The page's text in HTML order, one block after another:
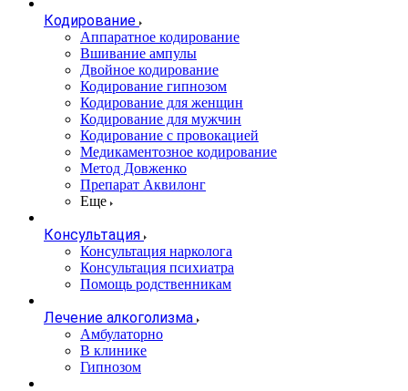
Кодирование
Аппаратное кодирование
Вшивание ампулы
Двойное кодирование
Кодирование гипнозом
Кодирование для женщин
Кодирование для мужчин
Кодирование с провокацией
Медикаментозное кодирование
Метод Довженко
Препарат Аквилонг
Еще
Консультация
Консультация нарколога
Консультация психиатра
Помощь родственникам
Лечение алкоголизма
Амбулаторно
В клинике
Гипнозом